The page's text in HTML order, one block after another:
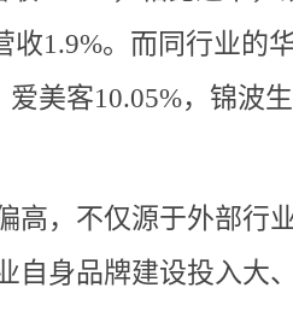
收1.9%。而同行业的
爱美客10.05%，锦波
高，不仅源于外部行
自身品牌建设投入大